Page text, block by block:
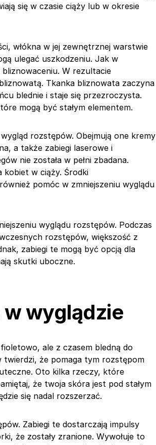
się w czasie ciąży lub w okresie
włókna w jej zewnętrznej warstwie
ulegać uszkodzeniu. Jak w
W rezultacie
Tkanka bliznowata zaczyna
blednie i staje się przezroczysta.
mogą być stałym elementem.
rozstępów. Obejmują one kremy
a także zabiegi laserowe i
nie została w pełni zbadana.
kobiet w ciąży. Środki
pomóc w zmniejszeniu wyglądu
wyglądu rozstępów. Podczas
rozstępów, większość z
zabiegi te mogą być opcją dla
skutki uboczne.
wyglądzie
ale z czasem bledną do
twierdzi, że pomaga tym rozstępom
Oto kilka rzeczy, które
że twoja skóra jest pod stałym
się nadal rozszerzać.
Zabiegi te dostarczają impulsy
że zostały zranione. Wywołuje to